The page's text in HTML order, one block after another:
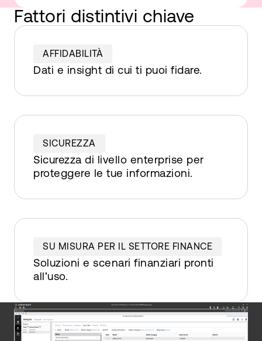
Fattori distintivi chiave
AFFIDABILITÀ
Dati e insight di cui ti puoi fidare.
SICUREZZA
Sicurezza di livello enterprise per
proteggere le tue informazioni.
SU MISURA PER IL SETTORE FINANCE
Soluzioni e scenari finanziari pronti
all’uso.